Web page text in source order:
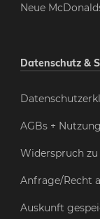
Neue
Datenschutz &
AGBs +
Widerspruch zu
Anfrage/Recht
Auskunft